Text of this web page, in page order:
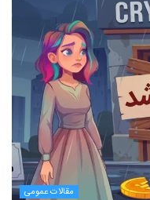
مقالات عمومی